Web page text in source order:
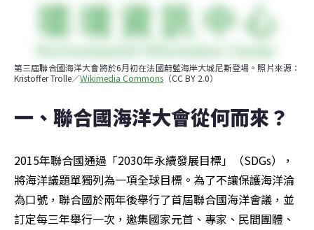
第三屆聯合國海洋大會將於6月初在法國蔚藍海岸大城尼斯登場。照片來源：
Kristoffer Trolle／Wikimedia Commons （CC BY 2.0）
一、聯合國海洋大會從何而來？
2015年聯合國通過「2030年永續發展目標」（SDGs），
將海洋議題單獨列為一項全球目標。為了不讓保護海洋淪
為口號，聯合國於兩年後舉行了首屆聯合國海洋會議，並
訂定每三年舉行一次，邀集國家元首、專家、民間團體、